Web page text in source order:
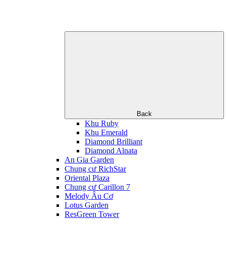
Back
Khu Ruby
Khu Emerald
Diamond Brilliant
Diamond Alnata
An Gia Garden
Chung cư RichStar
Oriental Plaza
Chung cư Carillon 7
Melody Âu Cơ
Lotus Garden
ResGreen Tower